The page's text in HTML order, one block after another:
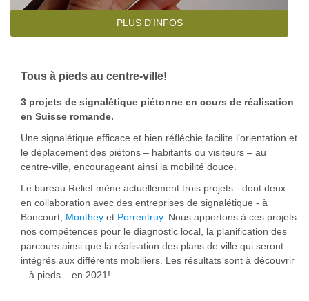
PLUS D'INFOS
Tous à pieds au centre-ville!
3 projets de signalétique piétonne en cours de réalisation
en Suisse romande.
Une signalétique efficace et bien réfléchie facilite l’orientation et
le déplacement des piétons – habitants ou visiteurs – au
centre-ville, encourageant ainsi la mobilité douce.
Le bureau Relief mène actuellement trois projets - dont deux
en collaboration avec des entreprises de signalétique - à
Boncourt, Monthey et Porrentruy. Nous apportons à ces projets
nos compétences pour le diagnostic local, la planification des
parcours ainsi que la réalisation des plans de ville qui seront
intégrés aux différents mobiliers. Les résultats sont à découvrir
– à pieds – en 2021!